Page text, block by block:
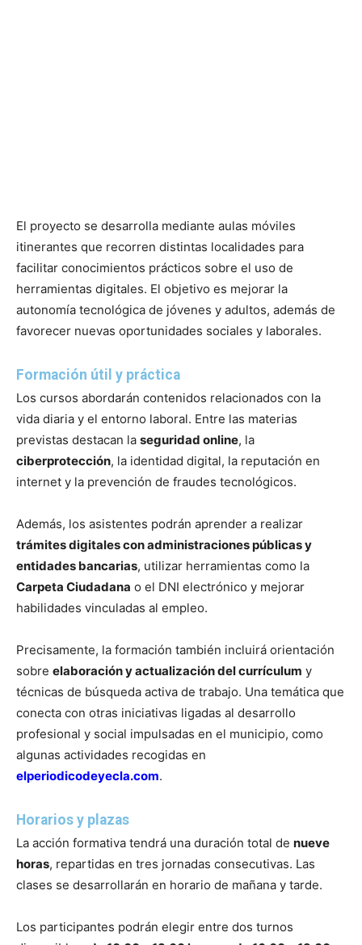
El proyecto se desarrolla mediante aulas móviles
itinerantes que recorren distintas localidades para
facilitar conocimientos prácticos sobre el uso de
herramientas digitales. El objetivo es mejorar la
autonomía tecnológica de jóvenes y adultos, además de
favorecer nuevas oportunidades sociales y laborales.
Formación útil y práctica
Los cursos abordarán contenidos relacionados con la
vida diaria y el entorno laboral. Entre las materias
previstas destacan la seguridad online, la
ciberprotección, la identidad digital, la reputación en
internet y la prevención de fraudes tecnológicos.
Además, los asistentes podrán aprender a realizar
trámites digitales con administraciones públicas y
entidades bancarias, utilizar herramientas como la
Carpeta Ciudadana o el DNI electrónico y mejorar
habilidades vinculadas al empleo.
Precisamente, la formación también incluirá orientación
sobre elaboración y actualización del currículum y
técnicas de búsqueda activa de trabajo. Una temática que
conecta con otras iniciativas ligadas al desarrollo
profesional y social impulsadas en el municipio, como
algunas actividades recogidas en
elperiodicodeyecla.com.
Horarios y plazas
La acción formativa tendrá una duración total de nueve
horas, repartidas en tres jornadas consecutivas. Las
clases se desarrollarán en horario de mañana y tarde.
Los participantes podrán elegir entre dos turnos